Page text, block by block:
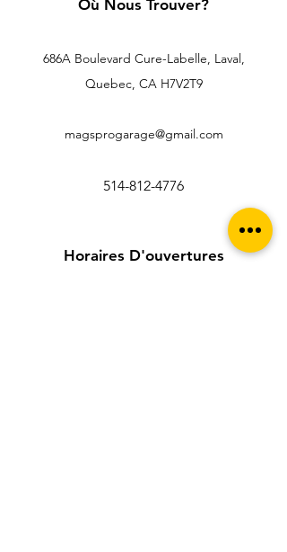
Où Nous Trouver?
686A Boulevard Cure-Labelle, Laval,
Quebec, CA H7V2T9
magsprogarage@gmail.com
514-812-4776
Horaires D'ouvertures